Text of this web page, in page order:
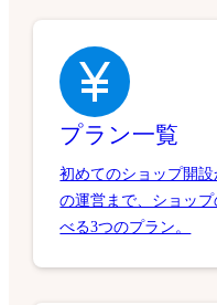
プラン一覧
初めてのショップ開
の運営まで、ショッ
べる3つのプラン。